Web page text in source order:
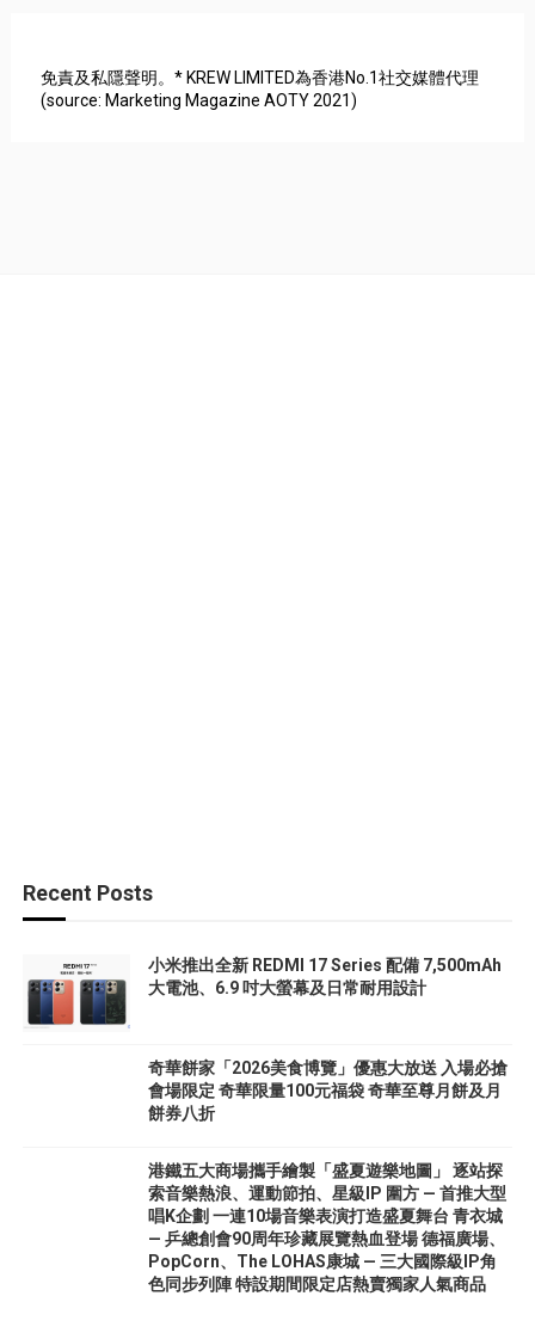
免責及私隱聲明。* KREW LIMITED為香港No.1社交媒體代理
(source: Marketing Magazine AOTY 2021)
Recent Posts
小米推出全新 REDMI 17 Series 配備 7,500mAh
大電池、6.9 吋大螢幕及日常耐用設計
奇華餅家「2026美食博覽」優惠大放送 入場必搶
會場限定 奇華限量100元福袋 奇華至尊月餅及月
餅券八折
港鐵五大商場攜手繪製「盛夏遊樂地圖」 逐站探
索音樂熱浪、運動節拍、星級IP 圍方 — 首推大型
唱K企劃 一連10場音樂表演打造盛夏舞台 青衣城
— 乒總創會90周年珍藏展覽熱血登場 德福廣場、
PopCorn、The LOHAS康城 — 三大國際級IP角
色同步列陣 特設期間限定店熱賣獨家人氣商品